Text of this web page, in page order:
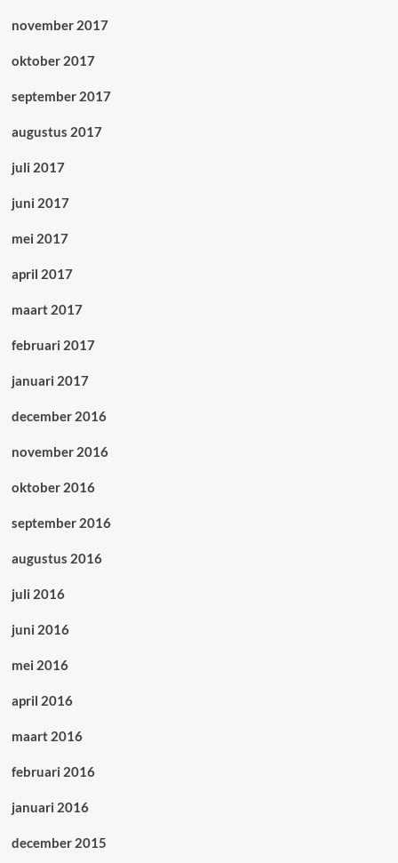
november 2017
oktober 2017
september 2017
augustus 2017
juli 2017
juni 2017
mei 2017
april 2017
maart 2017
februari 2017
januari 2017
december 2016
november 2016
oktober 2016
september 2016
augustus 2016
juli 2016
juni 2016
mei 2016
april 2016
maart 2016
februari 2016
januari 2016
december 2015